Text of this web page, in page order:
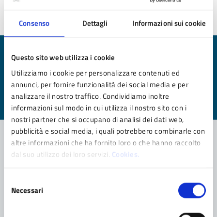
Consenso Dettagli Informazioni sui cookie
Questo sito web utilizza i cookie
Utilizziamo i cookie per personalizzare contenuti ed
annunci, per fornire funzionalità dei social media e per
analizzare il nostro traffico. Condividiamo inoltre
informazioni sul modo in cui utilizza il nostro sito con i
nostri partner che si occupano di analisi dei dati web,
pubblicità e social media, i quali potrebbero combinarle con
altre informazioni che ha fornito loro o che hanno raccolto
dal suo utilizzo dei loro servizi. Cookies.
delNecessari
Ultimo aggiornamento:24/06/2025 12:29
Quanto sono chiare le informazioni su questa
pagina?
Valuta da 1 a 5 stelle la pagina
Valuta 5 stelle su 5
Valuta 4 stelle su 5
Valuta 3 stelle su 5
Valuta 2 stelle su 5
Valuta 1 stelle su 5
Contatta il comune